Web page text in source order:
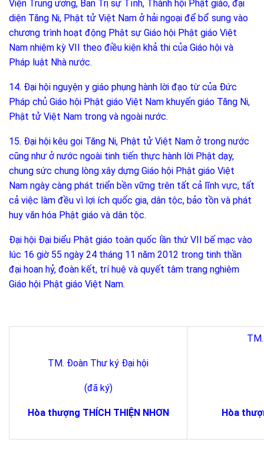
Viện Trung ương, Ban Trị sự Tỉnh, Thành hội Phật giáo, đại
diện Tăng Ni, Phật tử Việt Nam ở hải ngoại để bổ sung vào
chương trình hoạt động Phật sự Giáo hội Phật giáo Việt
Nam nhiệm kỳ VII theo điều kiện khả thi của Giáo hội và
Pháp luật Nhà nước.
14. Đại hội nguyện y giáo phụng hành lời đạo từ của Đức
Pháp chủ Giáo hội Phật giáo Việt Nam khuyến giáo Tăng Ni,
Phật tử Việt Nam trong và ngoài nước.
15. Đại hội kêu gọi Tăng Ni, Phật tử Việt Nam ở trong nước
cũng như ở nước ngoài tinh tiến thực hành lời Phật dạy,
chung sức chung lòng xây dựng Giáo hội Phật giáo Việt
Nam ngày càng phát triển bền vững trên tất cả lĩnh vực, tất
cả việc làm đều vì lợi ích quốc gia, dân tộc, bảo tồn và phát
huy văn hóa Phật giáo và dân tộc.
Đại hội Đại biểu Phật giáo toàn quốc lần thứ VII bế mạc vào
lúc 16 giờ 55 ngày 24 tháng 11 năm 2012 trong tinh thần
đại hoan hỷ, đoàn kết, trí huệ và quyết tâm trang nghiêm
Giáo hội Phật giáo Việt Nam.
TM. Đoàn Thư ký Đại hội
(đã ký)
Hòa thượng THÍCH THIỆN NHƠN Hòa